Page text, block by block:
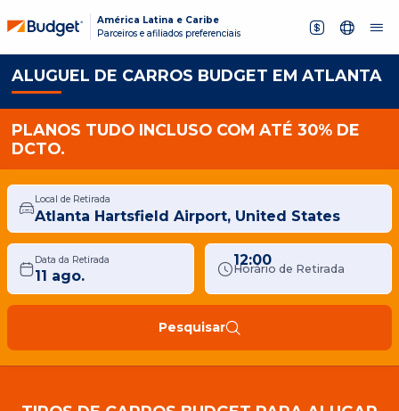
América Latina e Caribe
Parceiros e afiliados preferenciais
ALUGUEL DE CARROS BUDGET EM ATLANTA
PLANOS TUDO INCLUSO COM ATÉ 30% DE
DCTO.
Local de Retirada
Data da Retirada
Horário de Retirada
12:00
Pesquisar